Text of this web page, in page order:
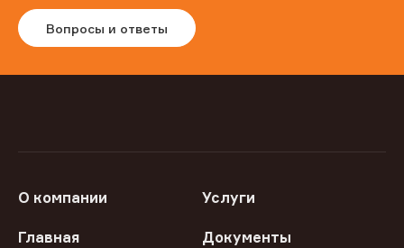
Вопросы и ответы
О компании Услуги
Главная Документы